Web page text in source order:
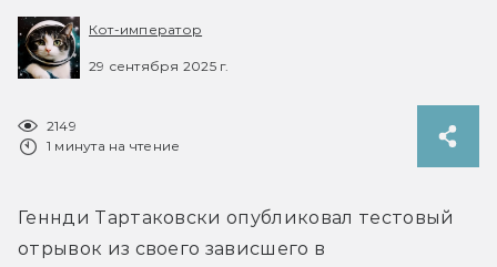
Кот-император
29 сентября 2025 г.
2149
1 минута на чтение
Геннди Тартаковски опубликовал тестовый
отрывок из своего зависшего в